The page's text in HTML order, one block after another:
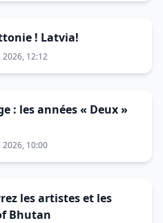
! Latvia!
2026, 12:12
: les années « Deux »
2026, 10:00
les artistes et les
Bhutan